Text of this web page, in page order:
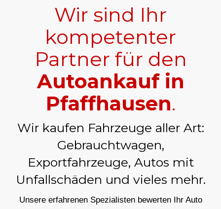
Wir sind Ihr
kompetenter
Partner für den
Autoankauf in
Pfaffhausen.
Wir kaufen Fahrzeuge aller Art:
Gebrauchtwagen,
Exportfahrzeuge, Autos mit
Unfallschäden und vieles mehr.
Unsere erfahrenen Spezialisten bewerten Ihr Auto